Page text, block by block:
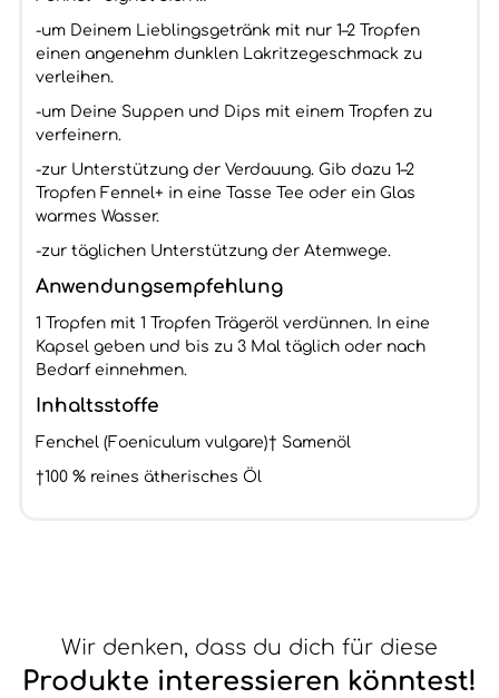
-um Deinem Lieblingsgetränk mit nur 1–2 Tropfen
einen angenehm dunklen Lakritzegeschmack zu
verleihen.
-um Deine Suppen und Dips mit einem Tropfen zu
verfeinern.
-zur Unterstützung der Verdauung. Gib dazu 1–2
Tropfen Fennel+ in eine Tasse Tee oder ein Glas
warmes Wasser.
-zur täglichen Unterstützung der Atemwege.
Anwendungsempfehlung
1 Tropfen mit 1 Tropfen Trägeröl verdünnen. In eine
Kapsel geben und bis zu 3 Mal täglich oder nach
Bedarf einnehmen.
Inhaltsstoffe
Fenchel (Foeniculum vulgare)† Samenöl
†100 % reines ätherisches Öl
Wir denken, dass du dich für diese
Produkte interessieren könntest!